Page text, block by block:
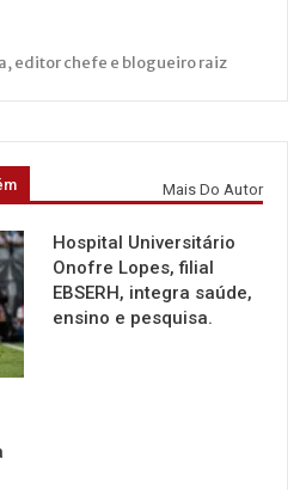
editor chefe e blogueiro raiz
Mais Do Autor
Hospital Universitário
Onofre Lopes, filial
EBSERH, integra saúde,
ensino e pesquisa.